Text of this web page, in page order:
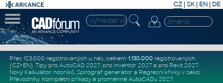
CZ | SK| EN | DE
Přes 123.000 registrovaných u nás, celkem 1.130.000registrovaných
(CZ+EN). Tipy pro AutoCAD 2027, pro Inventor 2027a pro Revit 2027.
Nový Kalkulátor nosníků, Spirograf generátor a Regresní křivkyv sekci
Převodníky. Kompletní příkazya proměnné AutoCADu 2027.